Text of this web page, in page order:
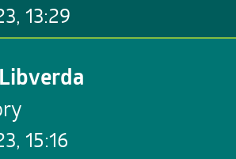
13:29
15:16